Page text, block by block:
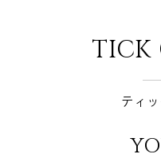
TICK
ティ